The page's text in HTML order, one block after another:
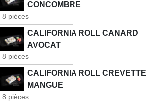
CONCOMBRE
8 pièces
CALIFORNIA ROLL CANARD
AVOCAT
8 pièces
CALIFORNIA ROLL CREVETTE
MANGUE
8 pièces